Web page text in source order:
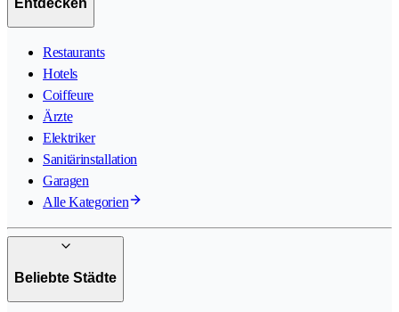
Restaurants
Hotels
Coiffeure
Ärzte
Elektriker
Sanitärinstallation
Garagen
Alle Kategorien
Beliebte Städte